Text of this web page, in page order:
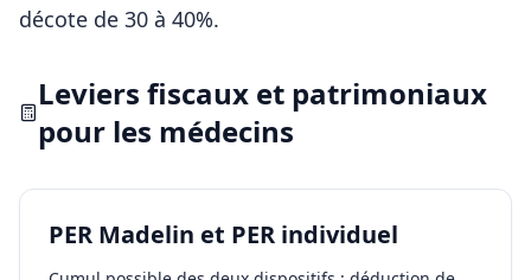
décote de 30 à 40%.
Leviers fiscaux et patrimoniaux
pour les médecins
PER Madelin et PER individuel